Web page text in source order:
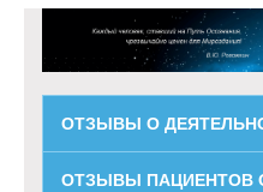
ОТЗЫВЫ О
ОТЗЫВЫ ПАЦИЕНТОВ